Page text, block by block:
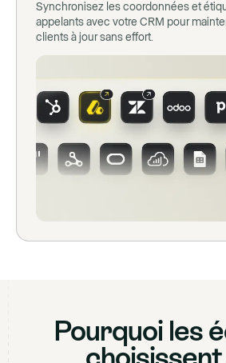
Synchronisez les coordonnées et
appelants avec votre CRM pour
clients à jour sans effort.
Pourquoi les